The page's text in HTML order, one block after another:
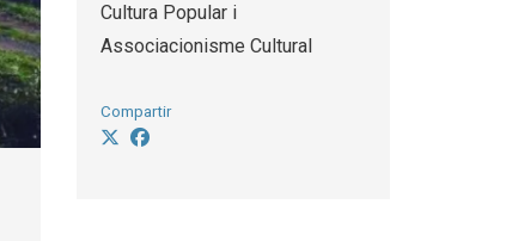
Cultura Popular i
Associacionisme Cultural
Compartir